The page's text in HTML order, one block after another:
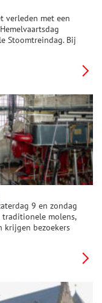
verleden met een
Stoomtreindag. Bij
9 en zondag
molens,
krijgen bezoekers
zijn daarbij
ook nu nog een